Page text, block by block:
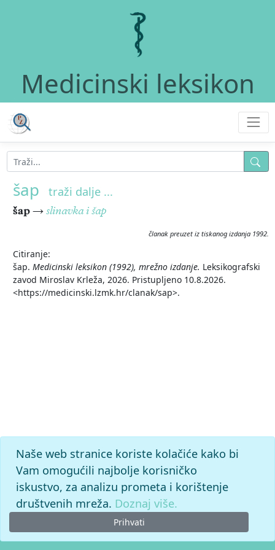
Medicinski leksikon
šap traži dalje ...
šap → slinavka i šap
članak preuzet iz tiskanog izdanja 1992.
Citiranje:
šap. Medicinski leksikon (1992), mrežno izdanje. Leksikografski
zavod Miroslav Krleža, 2026. Pristupljeno 10.8.2026.
<https://medicinski.lzmk.hr/clanak/sap>.
Naše web stranice koriste kolačiće kako bi
Vam omogućili najbolje korisničko
iskustvo, za analizu prometa i korištenje
društvenih mreža. Doznaj više.
Prihvati
© 2026. -Leksikografski zavodMiroslav Krleža